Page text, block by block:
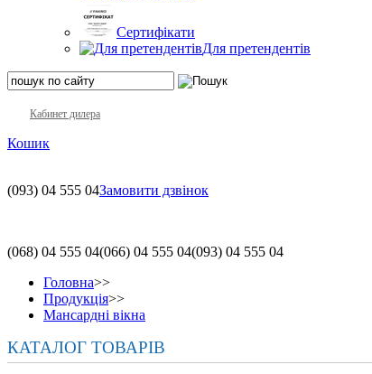
Сертифікати
Для претендентів
Кабинет дилера
Кошик
(093) 04 555 04Замовити дзвінок
(068) 04 555 04(066) 04 555 04(093) 04 555 04
Головна>>
Продукція>>
Мансардні вікна
КАТАЛОГ ТОВАРІВ